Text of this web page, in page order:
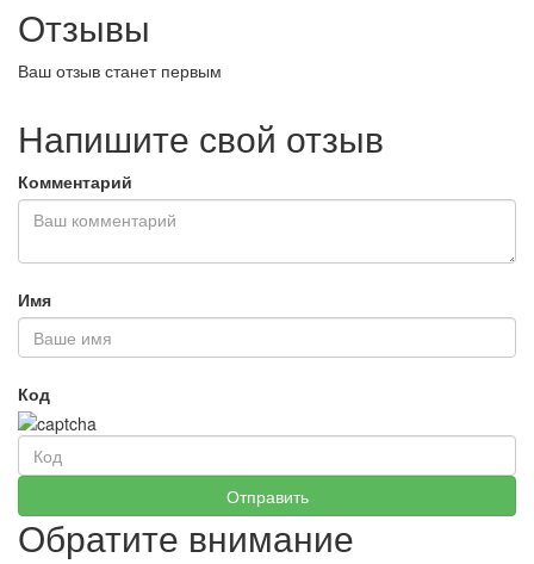
Отзывы
Ваш отзыв станет первым
Напишите свой отзыв
Комментарий
Имя
Код
Обратите внимание